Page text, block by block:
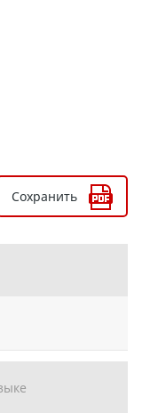
Сохранить